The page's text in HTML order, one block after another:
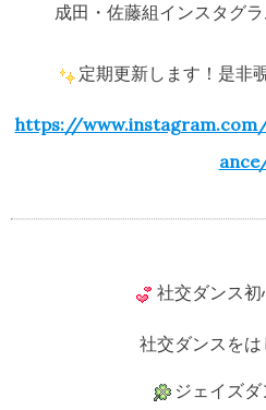
成田・佐藤組インスタグ
定期更新します！是非
https://
社交ダンス
社交ダンスをは
ジェイズ